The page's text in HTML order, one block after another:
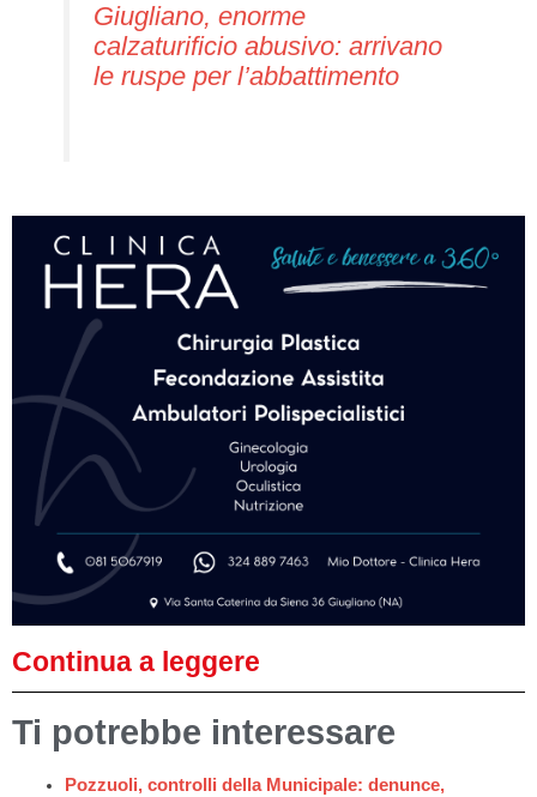
Giugliano, enorme
calzaturificio abusivo: arrivano
le ruspe per l’abbattimento
Continua a leggere
Ti potrebbe interessare
Pozzuoli, controlli della Municipale: denunce,